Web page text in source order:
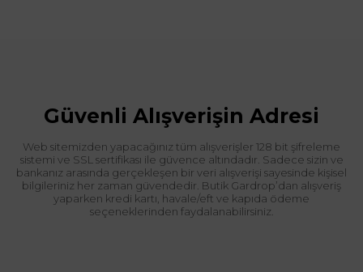
Güvenli Alışverişin Adresi
Web sitemizden yapacağınız tüm alışverişler 128 bit şifreleme
sistemi ve SSL sertifikası ile güvence altındadır. Sadece sizin ve
bankanız arasında gerçekleşen bir veri alışverişi sayesinde kişisel
bilgileriniz her zaman güvendedir. Butik Gardrop’dan alışveriş
yaparken kredi kartı, havale/eft ve kapıda ödeme
seçeneklerinden faydalanabilirsiniz.